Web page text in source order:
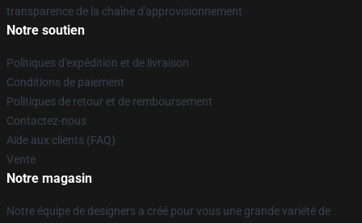
transparence de la chaîne d'approvisionnement
Notre soutien
Politiques d'expédition et de livraison
Conditions de paiement
Politiques de retour et de remboursement
Contactez-nous
Aide aux clients (FAQ)
Vente
Notre magasin
Notre équipe de designers a créé pour vous une grande variété de